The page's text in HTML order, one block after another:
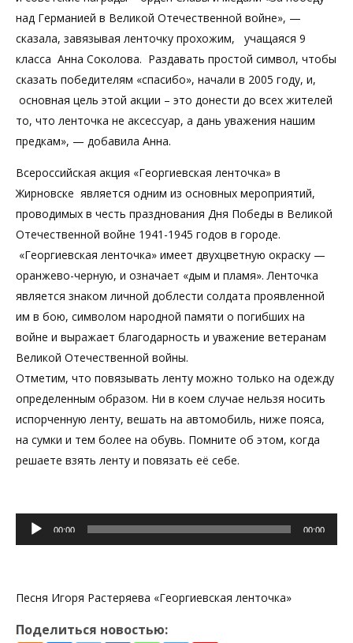
над Германией в Великой Отечественной войне», —
сказала, завязывая ленточку прохожим, учащаяся 9
класса Анна Соколова. Раздавать простой символ, чтобы
сказать победителям «спасибо», начали в 2005 году, и,
основная цель этой акции – это донести до всех жителей
то, что ленточка не аксессуар, а дань уважения нашим
предкам», — добавила Анна.
Всероссийская акция «Георгиевская ленточка» в
Жирновске является одним из основных мероприятий,
проводимых в честь празднования Дня Победы в Великой
Отечественной войне 1941-1945 годов в городе.
«Георгиевская ленточка» имеет двухцветную окраску —
оранжево-черную, и означает «дым и пламя». Ленточка
является знаком личной доблести солдата проявленной
им в бою, символом народной памяти о погибших на
войне и выражает благодарность и уважение ветеранам
Великой Отечественной войны.
Отметим, что повязывать ленту можно только на одежду
определенным образом. Ни в коем случае нельзя носить
испорченную ленту, вешать на автомобиль, ниже пояса,
на сумки и тем более на обувь. Помните об этом, когда
решаете взять ленту и повязать её себе.
Аудиоплеер
00:00 00:00
Песня Игоря Растеряева «Георгиевская ленточка»
Поделиться новостью: